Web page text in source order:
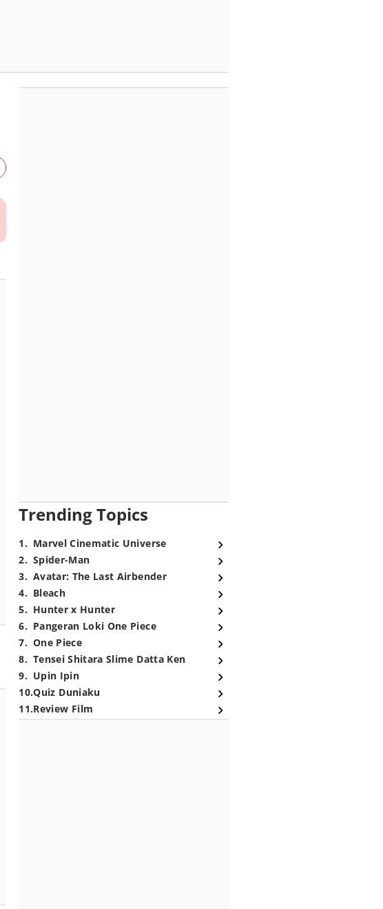
Trending Topics
1. Marvel Cinematic Universe
2. Spider-Man
3. Avatar: The Last Airbender
4. Bleach
5. Hunter x Hunter
6. Pangeran Loki One Piece
7. One Piece
8. Tensei Shitara Slime Datta Ken
9. Upin Ipin
10.Quiz Duniaku
11.Review Film